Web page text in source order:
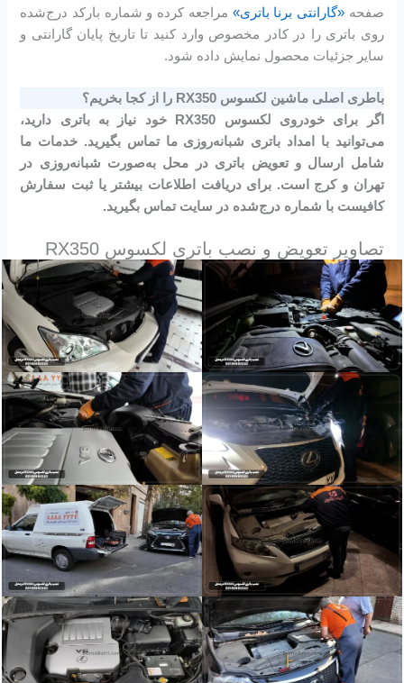
صفحه«گارانتی برنا باتری» مراجعه کرده و شماره بارکد درج‌شده
روی باتری را در کادر مخصوص وارد کنید تا تاریخ پایان گارانتی و
سایر جزئیات محصول نمایش داده شود.
باطری اصلی ماشین لکسوس RX350 را از کجا بخریم؟
اگر برای خودروی لکسوس RX350 خود نیاز به باتری دارید،
می‌توانید با امداد باتری شبانه‌روزی ما تماس بگیرید. خدمات ما
شامل ارسال و تعویض باتری در محل به‌صورت شبانه‌روزی در
تهران و کرج است. برای دریافت اطلاعات بیشتر یا ثبت سفارش
کافیست با شماره درج‌شده در سایت تماس بگیرید.
تصاویر تعویض و نصب باتری لکسوس RX350